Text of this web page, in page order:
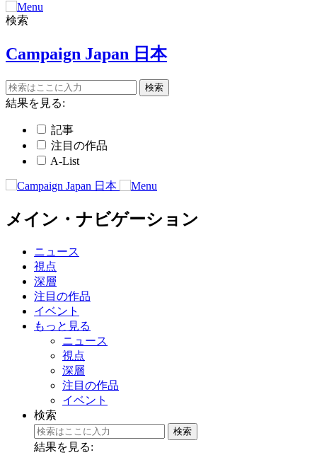
検索
Campaign Japan 日本
結果を見る:
記事
注目の作品
A-List
メイン・ナビゲーション
ニュース
視点
深層
注目の作品
イベント
もっと見る
ニュース
視点
深層
注目の作品
イベント
検索
結果を見る: